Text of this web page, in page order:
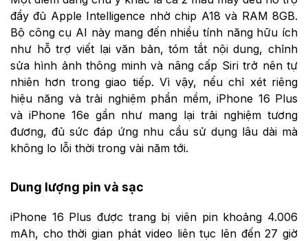
đầy đủ Apple Intelligence nhờ chip A18 và RAM 8GB.
Bộ công cụ AI này mang đến nhiều tính năng hữu ích
như hỗ trợ viết lại văn bản, tóm tắt nội dung, chỉnh
sửa hình ảnh thông minh và nâng cấp Siri trở nên tự
nhiên hơn trong giao tiếp. Vì vậy, nếu chỉ xét riêng
hiệu năng và trải nghiệm phần mềm, iPhone 16 Plus
và iPhone 16e gần như mang lại trải nghiệm tương
đương, đủ sức đáp ứng nhu cầu sử dụng lâu dài mà
không lo lỗi thời trong vài năm tới.
Dung lượng pin và sạc
iPhone 16 Plus được trang bị viên pin khoảng 4.006
mAh, cho thời gian phát video liên tục lên đến 27 giờ